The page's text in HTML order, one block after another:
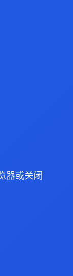
器或关闭